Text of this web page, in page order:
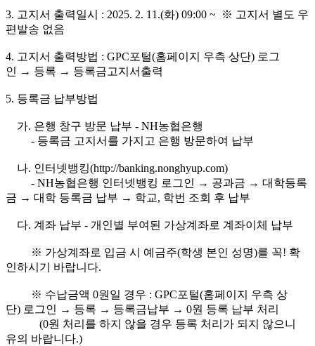
3. 고지서 출력일시 : 2025. 2. 11.(화) 09:00 ~ ※ 고지서 별도 우
편발송 없음
4. 고지서 출력방법 : GPC포털(홈페이지 우측 상단) 로그
인 → 등록 → 등록금고지서출력
5. 등록금 납부방법
가. 은행 창구 방문 납부 - NH농협은행
- 등록금 고지서를 가지고 은행 방문하여 납부
나. 인터넷뱅킹(http://banking.nonghyup.com)
- NH농협은행 인터넷뱅킹 로그인 → 공과금 → 대학등록
금 → 대학 등록금 납부 → 학교, 학번 조회 후 납부
다. 계좌 납부 - 개인별 부여된 가상계좌로 계좌이체 납부
※ 가상계좌로 입금 시 예금주(학생 본인 성명)를 꼭! 확
인하시기 바랍니다.
※ 수납금액 0원일 경우 : GPC포털(홈페이지 우측 상
단) 로그인 → 등록 → 등록금납부 → 0원 등록 납부 처리
(0원 처리를 하지 않을 경우 등록 처리가 되지 않으니
유의 바랍니다.)